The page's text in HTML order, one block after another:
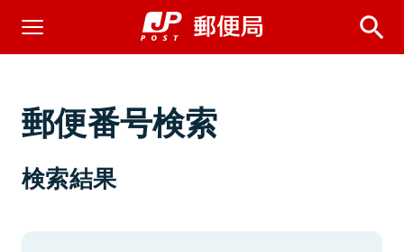
郵便番号検索
検索結果